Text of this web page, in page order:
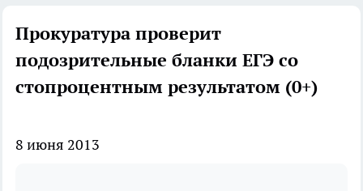
Прокуратура проверит
подозрительные бланки ЕГЭ со
стопроцентным результатом (0+)
8 июня 2013